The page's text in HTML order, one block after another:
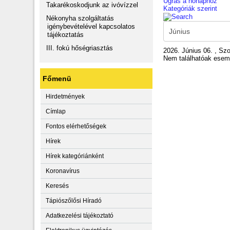
Takarékoskodjunk az ivóvízzel
Nékonyha szolgáltatás
igénybevételével kapcsolatos
tájékoztatás
III. fokú hőségriasztás
Főmenü
Hirdetmények
Címlap
Fontos elérhetőségek
Hírek
Hírek kategóriánként
Koronavírus
Keresés
Tápiószőlősi Híradó
Adatkezelési tájékoztató
Kategóriák szerint
2026. Június 06. ,
Nem találhatóak